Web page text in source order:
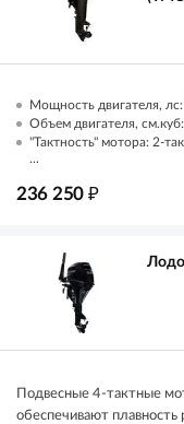
Мощность двигателя,
Объем двигателя,
"Тактность" мотора: 2-
...
236 250 ₽
Подвесные 4-тактные
обеспечивают